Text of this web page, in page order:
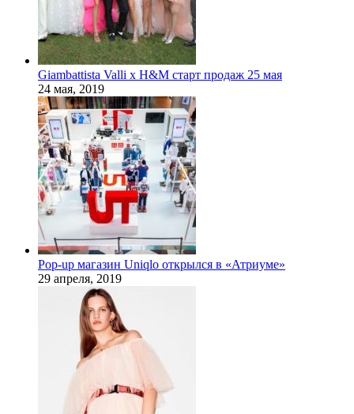
Giambattista Valli x H&M старт продаж 25 мая
24 мая, 2019
Pop-up магазин Uniqlo открылся в «Атриуме»
29 апреля, 2019